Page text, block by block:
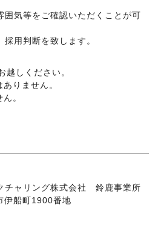
気等をご確認いただくことが可
用判断を致します。
しください。
りません。
。
チャリング株式会社 鈴鹿事業所
伊船町1900番地